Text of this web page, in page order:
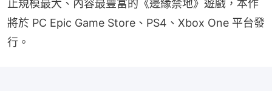
止規模最大、內容最豐富的《邊緣禁地》遊戲，本作
將於 PC Epic Game Store、PS4、Xbox One 平台發
行。